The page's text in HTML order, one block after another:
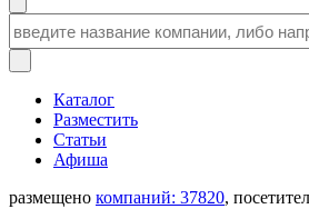
Каталог
Разместить
Статьи
Афиша
размещено компаний: 37820,